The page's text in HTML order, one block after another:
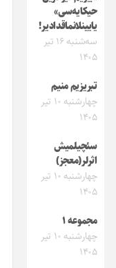
حیکایه‌سی»
یایینلانماقدادیر!
سه‌شنبه ۱۶ تیر
۱۴۰۵
تبریزیم منیم
چهارشنبه ۱۰ تیر
۱۴۰۵
سئچیلمیش
اثرلر(معجز)
چهارشنبه ۱۰ تیر
۱۴۰۵
مجموعه ۱
چهارشنبه ۱۰ تیر
۱۴۰۵